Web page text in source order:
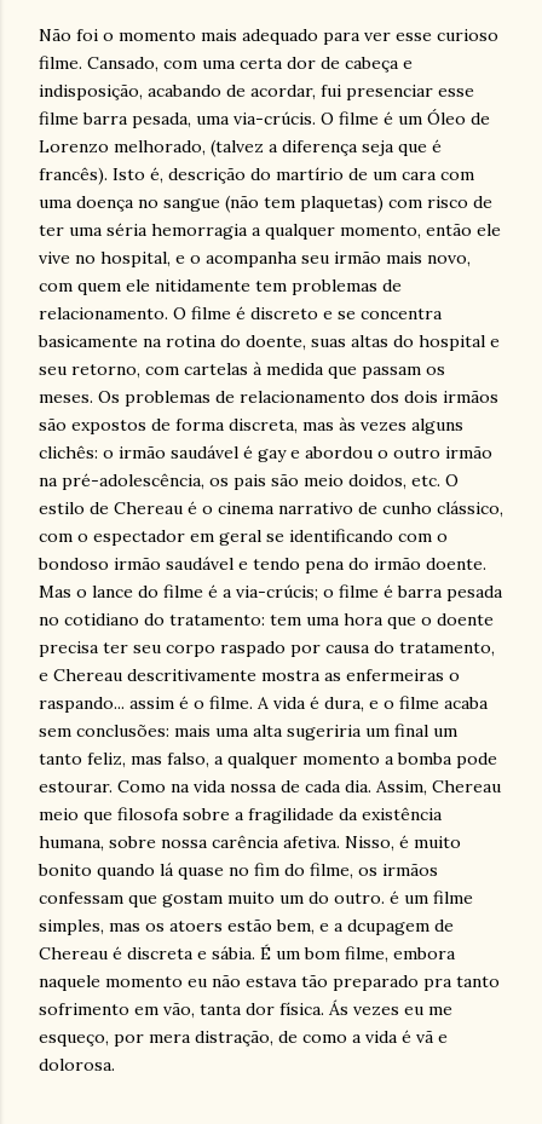
Não foi o momento mais adequado para ver esse curioso
filme. Cansado, com uma certa dor de cabeça e
indisposição, acabando de acordar, fui presenciar esse
filme barra pesada, uma via-crúcis. O filme é um Óleo de
Lorenzo melhorado, (talvez a diferença seja que é
francês). Isto é, descrição do martírio de um cara com
uma doença no sangue (não tem plaquetas) com risco de
ter uma séria hemorragia a qualquer momento, então ele
vive no hospital, e o acompanha seu irmão mais novo,
com quem ele nitidamente tem problemas de
relacionamento. O filme é discreto e se concentra
basicamente na rotina do doente, suas altas do hospital e
seu retorno, com cartelas à medida que passam os
meses. Os problemas de relacionamento dos dois irmãos
são expostos de forma discreta, mas às vezes alguns
clichês: o irmão saudável é gay e abordou o outro irmão
na pré-adolescência, os pais são meio doidos, etc. O
estilo de Chereau é o cinema narrativo de cunho clássico,
com o espectador em geral se identificando com o
bondoso irmão saudável e tendo pena do irmão doente.
Mas o lance do filme é a via-crúcis; o filme é barra pesada
no cotidiano do tratamento: tem uma hora que o doente
precisa ter seu corpo raspado por causa do tratamento,
e Chereau descritivamente mostra as enfermeiras o
raspando... assim é o filme. A vida é dura, e o filme acaba
sem conclusões: mais uma alta sugeriria um final um
tanto feliz, mas falso, a qualquer momento a bomba pode
estourar. Como na vida nossa de cada dia. Assim, Chereau
meio que filosofa sobre a fragilidade da existência
humana, sobre nossa carência afetiva. Nisso, é muito
bonito quando lá quase no fim do filme, os irmãos
confessam que gostam muito um do outro. é um filme
simples, mas os atoers estão bem, e a dcupagem de
Chereau é discreta e sábia. É um bom filme, embora
naquele momento eu não estava tão preparado pra tanto
sofrimento em vão, tanta dor física. Ás vezes eu me
esqueço, por mera distração, de como a vida é vã e
dolorosa.